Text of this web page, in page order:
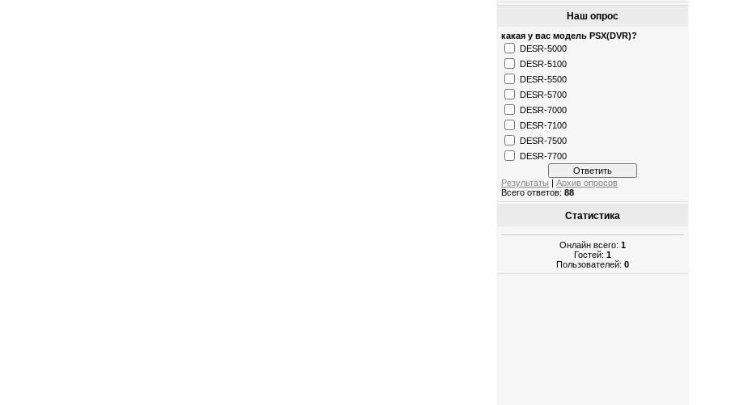
Наш опрос
какая у вас модель PSX(DVR)?
DESR-5000
DESR-5100
DESR-5500
DESR-5700
DESR-7000
DESR-7100
DESR-7500
DESR-7700
Результаты |Архив опросов
Всего ответов:88
Статистика
Онлайн всего:1
Гостей:1
Пользователей:0